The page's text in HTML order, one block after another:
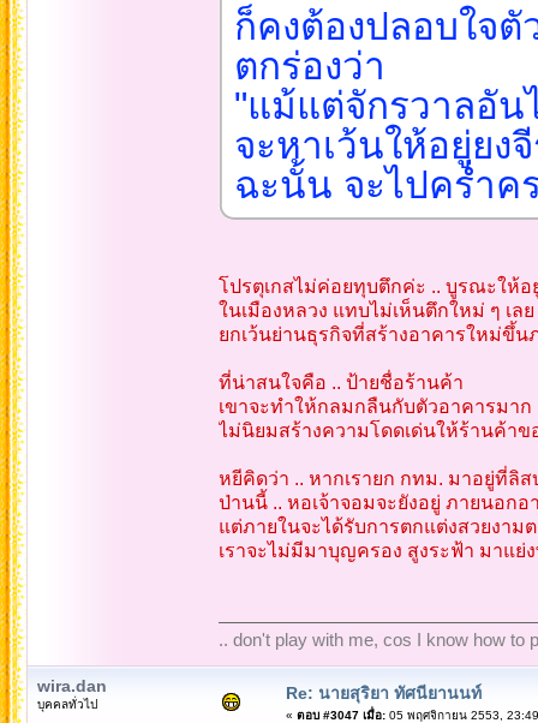
ก็คงต้องปลอบใจตั
ตกร่องว่า
"แม้แต่จักรวาลอั
จะหาเว้นให้อยู่ยง
ฉะนั้น จะไปคร่ำค
โปรตุเกสไม่ค่อยทุบตึกค่ะ .. บูรณะให้อ
ในเมืองหลวง แทบไม่เห็นตึกใหม่ ๆ เลย
ยกเว้นย่านธุรกิจที่สร้างอาคารใหม่ขึ้น
ที่น่าสนใจคือ .. ป้ายชื่อร้านค้า
เขาจะทำให้กลมกลืนกับตัวอาคารมาก
ไม่นิยมสร้างความโดดเด่นให้ร้านค้าข
หยีคิดว่า .. หากเรายก กทม. มาอยู่ที่ลิส
ป่านนี้ .. หอเจ้าจอมจะยังอยู่ ภายนอก
แต่ภายในจะได้รับการตกแต่งสวยงาม
เราจะไม่มีมาบุญครอง สูงระฟ้า มาแย่
.. don't play with me, cos I know how to
wira.dan
บุคคลทั่วไป
Re: นายสุริยา ทัศนียานนท์
« ตอบ #3047 เมื่อ:05 พฤศจิกายน 2553,